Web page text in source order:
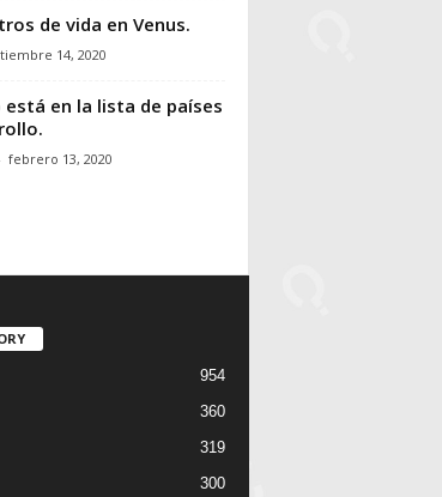
de vida en Venus.
14, 2020
está en la lista de países
febrero 13, 2020
954
360
319
300